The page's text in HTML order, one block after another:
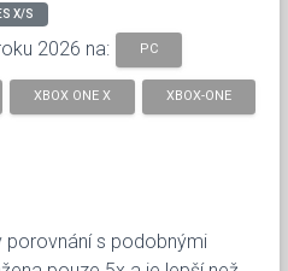
X/S
2026 na: PC
XBOX ONE X XBOX-ONE
porovnání s podobnými